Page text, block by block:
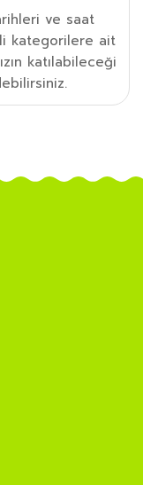
ve saat
kategorilere ait
katılabileceği